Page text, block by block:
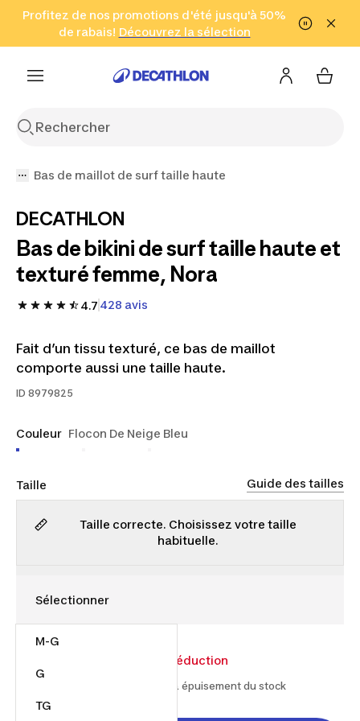
Aller à la recherche Aller au contenu Aller au pied de
Profitez de nos promotions d'été jusqu'à 50%
de rabais! Découvrez la sélection
Cliquez ici
en seulement 2 h!
(Zones sélectionnées)
Bas de maillot de surf taille haute
DECATHLON
Bas de bikini de surf taille haute et
texturé femme, Nora
4.7 428 avis
Fait d’un tissu texturé, ce bas de maillot
comporte aussi une taille haute.
ID 8979825
Couleur Flocon De Neige Bleu
Taille Guide des tailles
Taille correcte. Choisissez votre taille
habituelle.
M-G
G
TG
30% de réduction
À partir du 2026-06-17 et jusqu'à épuisement du stock